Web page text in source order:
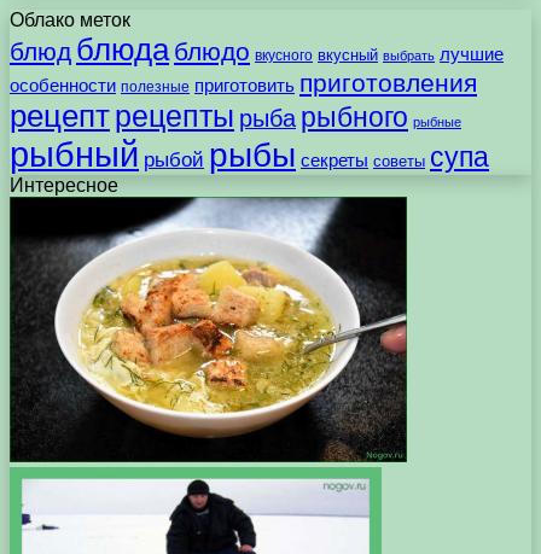
Облако меток
блюд блюда блюдо вкусного вкусный выбрать лучшие
особенности полезные приготовить приготовления
рецептрецепты рыба рыбного рыбные
рыбный рыбой рыбы секреты советы супа
Интересное